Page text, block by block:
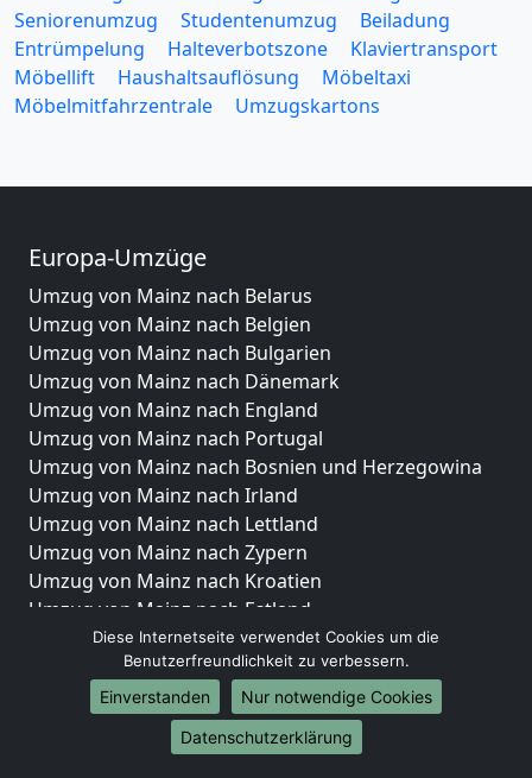
Seniorenumzug
Studentenumzug
Beiladung
Entrümpelung
Halteverbotszone
Klaviertransport
Möbellift
Haushaltsauflösung
Möbeltaxi
Möbelmitfahrzentrale
Umzugskartons
Europa-Umzüge
Umzug von Mainz nach Belarus
Umzug von Mainz nach Belgien
Umzug von Mainz nach Bulgarien
Umzug von Mainz nach Dänemark
Umzug von Mainz nach England
Umzug von Mainz nach Portugal
Umzug von Mainz nach Bosnien und Herzegowina
Umzug von Mainz nach Irland
Umzug von Mainz nach Lettland
Umzug von Mainz nach Zypern
Umzug von Mainz nach Kroatien
Umzug von Mainz nach Estland
Umzug von Mainz nach Finnland
Umzug von Mainz nach Frankreich
Umzug von Mainz nach Griechenland
Umzug von Mainz nach Italien
Umzug von Mainz nach Liechtenstein
Diese Internetseite verwendet Cookies um die
Benutzerfreundlichkeit zu verbessern.
Einverstanden
Nur notwendige Cookies
Datenschutzerklärung